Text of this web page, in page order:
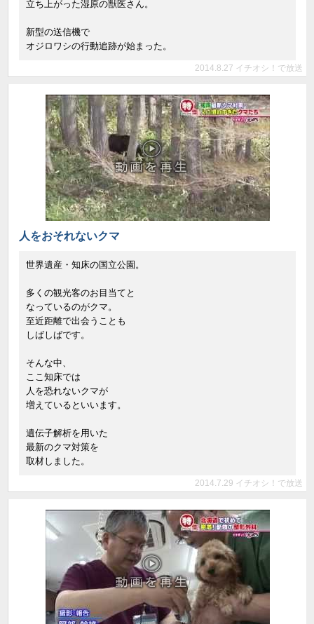
立ち上がった湿原の獣医さん。
新型の送信機で
オジロワシの行動追跡が始まった。
2014.8.27 イチオシ！で放送
人をおそれないクマ
世界遺産・知床の国立公園。
多くの観光客のお目当てと
なっているのがクマ。
至近距離で出会うことも
しばしばです。
そんな中、
ここ知床では
人を恐れないクマが
増えているといいます。
遺伝子解析を用いた
最新のクマ対策を
取材しました。
2014.7.29 イチオシ！で放送